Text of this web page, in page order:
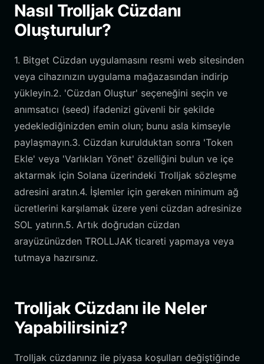
Nasıl Trolljak Cüzdanı
Oluşturulur?
1. Bitget Cüzdan uygulamasını resmi web sitesinden
veya cihazınızın uygulama mağazasından indirip
yükleyin.2. 'Cüzdan Oluştur' seçeneğini seçin ve
anımsatıcı (seed) ifadenizi güvenli bir şekilde
yedeklediğinizden emin olun; bunu asla kimseyle
paylaşmayın.3. Cüzdan kurulduktan sonra 'Token
Ekle' veya 'Varlıkları Yönet' özelliğini bulun ve içe
aktarmak için Solana üzerindeki Trolljak sözleşme
adresini aratın.4. İşlemler için gereken minimum ağ
ücretlerini karşılamak üzere yeni cüzdan adresinize
SOL yatırın.5. Artık doğrudan cüzdan
arayüzünüzden TROLLJAK ticareti yapmaya veya
tutmaya hazırsınız.
Trolljak Cüzdanı ile Neler
Yapabilirsiniz?
Trolljak cüzdanınız ile piyasa koşulları değiştiğinde